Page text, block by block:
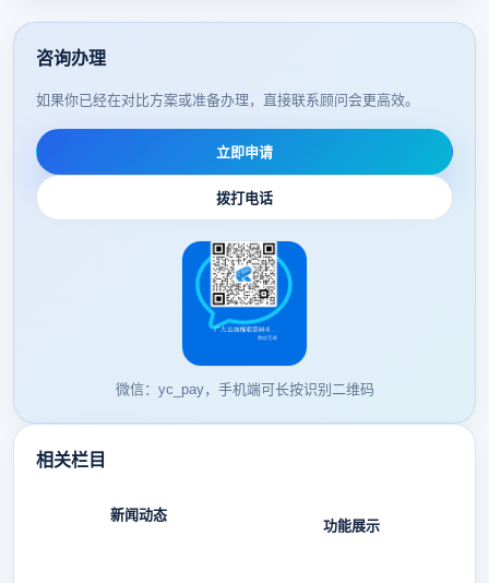
咨询办理
如果你已经在对比方案或准备办理，直接联系顾问会更高效。
立即申请
拨打电话
微信：yc_pay，手机端可长按识别二维码
相关栏目
新闻动态
功能展示